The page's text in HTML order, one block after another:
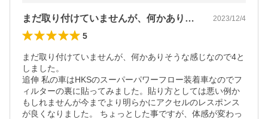
まだ取り付けていませんが、何かありそう… 2023/12/4
5
まだ取り付けていませんが、何かありそうな感じなので4と
しました。
追伸 私の車はHKSのスーパーパワーフロー装着車なのでフ
ィルターの裏に貼ってみました。貼り方としては悪い例か
もしれませんが今までより明らかにアクセルのレスポンス
が良くなりました。 ちょっとした事ですが、体感が変わっ